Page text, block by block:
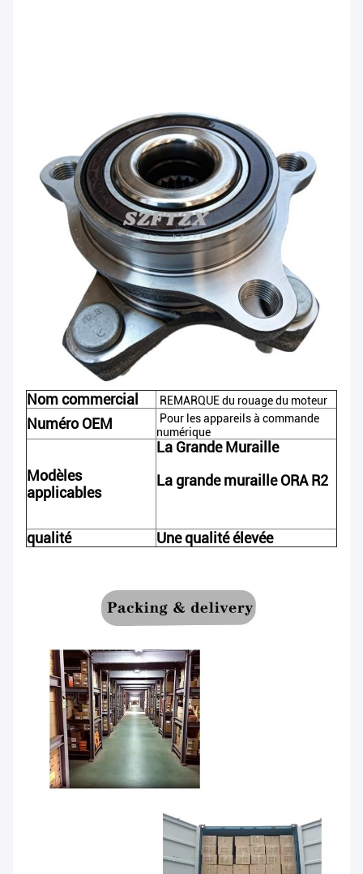
Nom commercial REMARQUE du rouage du moteur
Numéro OEM
Pour les appareils à commande
numérique
Modèles
applicables
La Grande Muraille
La grande muraille ORA R2
qualité Une qualité élevée